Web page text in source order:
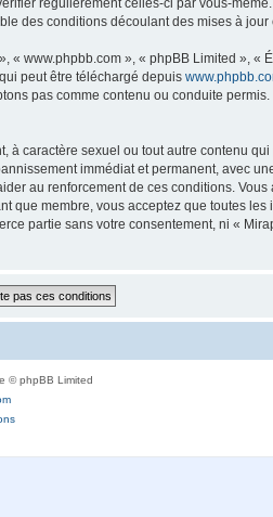
des conditions découlant des mises à jour
www.phpbb.com », « phpBB Limited », «
peut être téléchargé depuis
pas comme contenu ou conduite
caractère sexuel ou tout autre contenu
immédiat et permanent, avec
au renforcement de ces conditions. Vous
que membre, vous acceptez que toutes
partie sans votre consentement, ni «
© phpBB Limited